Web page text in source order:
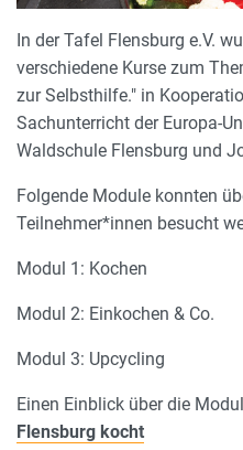
In der Tafel Flensburg e.V.
verschiedene Kurse zum
zur Selbsthilfe." in
Sachunterricht der Europa-
Waldschule Flensburg und
Folgende Module konnten
Teilnehmer*innen besucht
Modul 1: Kochen
Modul 2: Einkochen & Co.
Modul 3: Upcycling
Einen Einblick über die
Flensburg kocht